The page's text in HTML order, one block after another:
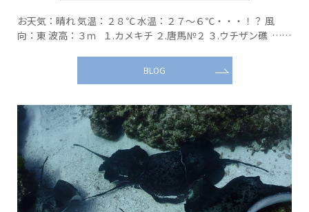
お天気：晴れ 気温：２８℃ 水温：２７～６℃・・・！？ 風
向：東 波高：３ｍ １.カメキチ ２.唐馬№２ ３.ウチザン礁 ……
BLOG